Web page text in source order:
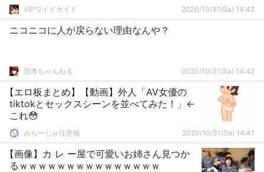
VIPワイドガイド 2020/10/31(Sa) 14:42
ニコニコに人が戻らない理由なんや？
思考ちゃんねる 2020/10/31(Sa) 14:42
【エロ板まとめ】【動画】外人「AV女優の
tiktokとセックスシーンを並べてみた！」←
これ😳
みらーじゅ注意報 2020/10/31(Sa) 14:41
【画像】カ レ ー屋で可愛いお姉さん見つか
るｗｗｗｗｗｗｗｗｗｗｗｗｗｗｗ